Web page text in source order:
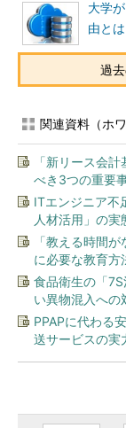
大学
由とは
過
関連資料（ホ
「新リース会
べき3つの重要
ITエンジニア不
人材活用」の実
「教える時間
に必要な教育方
食品衛生の「
い異物混入への
PPAPに代わる
送サービスの実